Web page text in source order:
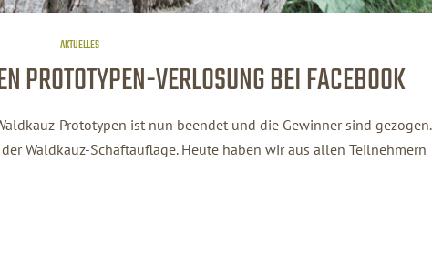
AKTUELLES
PROTOTYPEN-VERLOSUNG BEI FACEBOOK
Prototypen ist nun beendet und die Gewinner sind gezogen.
Waldkauz-Schaftauflage. Heute haben wir aus allen Teilnehmern